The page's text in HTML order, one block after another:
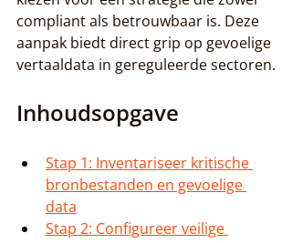
compliant als betrouwbaar is. Deze
aanpak biedt direct grip op gevoelige
vertaaldata in gereguleerde sectoren.
Inhoudsopgave
Stap 1: Inventariseer kritische
bronbestanden en gevoelige
data
Stap 2: Configureer veilige